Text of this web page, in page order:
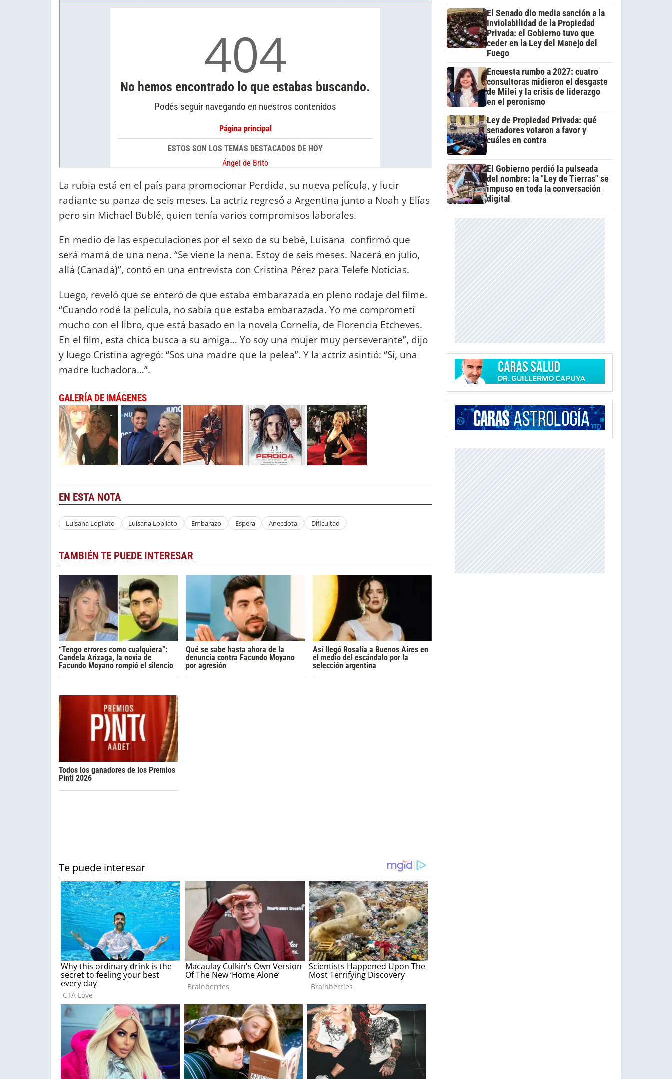
La rubia está en el país para promocionar Perdida, su nueva película, y lucir
radiante su panza de seis meses. La actriz regresó a Argentina junto a Noah y Elías
pero sin Michael Bublé, quien tenía varios compromisos laborales.
En medio de las especulaciones por el sexo de su bebé, Luisana confirmó que
será mamá de una nena. “Se viene la nena. Estoy de seis meses. Nacerá en julio,
allá (Canadá)”, contó en una entrevista con Cristina Pérez para Telefe Noticias.
Luego, reveló que se enteró de que estaba embarazada en pleno rodaje del filme.
“Cuando rodé la película, no sabía que estaba embarazada. Yo me comprometí
mucho con el libro, que está basado en la novela Cornelia, de Florencia Etcheves.
En el film, esta chica busca a su amiga… Yo soy una mujer muy perseverante”, dijo
y luego Cristina agregó: “Sos una madre que la pelea”. Y la actriz asintió: “Sí, una
madre luchadora…”.
GALERÍA DE IMÁGENES
EN ESTA NOTA
Luisana Lopilato Luisana Lopilato Embarazo Espera Anecdota Dificultad
TAMBIÉN TE PUEDE INTERESAR
“Tengo errores como cualquiera”:
Candela Arizaga, la novia de
Facundo Moyano rompió el silencio
Qué se sabe hasta ahora de la
denuncia contra Facundo Moyano
por agresión
Así llegó Rosalía a Buenos Aires en
el medio del escándalo por la
selección argentina
Todos los ganadores de los Premios
Pinti 2026
El Senado dio media sanción a la
Inviolabilidad de la Propiedad
Privada: el Gobierno tuvo que
ceder en la Ley del Manejo del
Fuego
Encuesta rumbo a 2027: cuatro
consultoras midieron el desgaste
de Milei y la crisis de liderazgo
en el peronismo
Ley de Propiedad Privada: qué
senadores votaron a favor y
cuáles en contra
El Gobierno perdió la pulseada
del nombre: la "Ley de Tierras" se
impuso en toda la conversación
digital